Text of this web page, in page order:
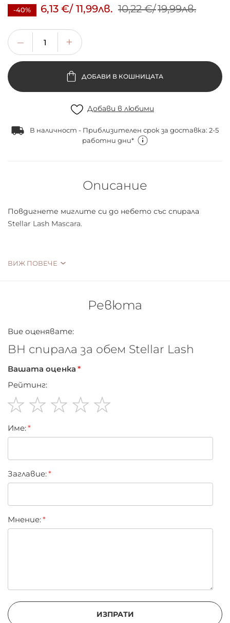
-40% 6,13 €/ 11,99лв. 10,22 €/19,99лв.
ДОБАВИ В КОШНИЦАТА
Добави в любими
В наличност - Приблизителен срок за доставка: 2-5
работни дни*
Описание
Повдигнете миглите си до небето със спирала
Stellar Lash Mascara.
ВИЖ ПОВЕЧЕ
Ревюта
Вие оценявате:
BH спирала за обем Stellar Lash
Вашата оценка
Рейтинг:
star
stars
stars
stars
stars
Име:
Заглавиe:
Мнение:
ИЗПРАТИ